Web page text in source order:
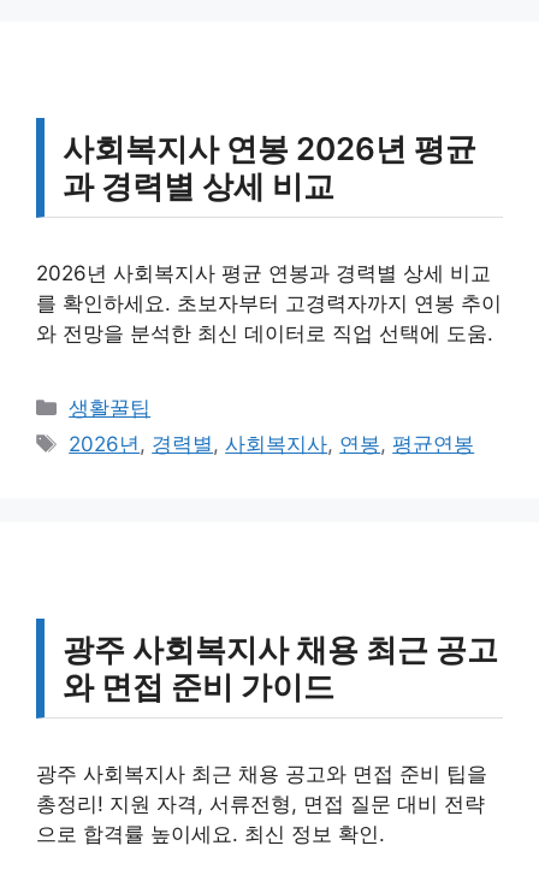
사회복지사 연봉 2026년 평균
과 경력별 상세 비교
2026년 사회복지사 평균 연봉과 경력별 상세 비교
를 확인하세요. 초보자부터 고경력자까지 연봉 추이
와 전망을 분석한 최신 데이터로 직업 선택에 도움.
카
테
생활꿀팁
태
2026년, 경력별,사회복지사, 연봉, 평균연봉
광주 사회복지사 채용 최근 공고
와 면접 준비 가이드
광주 사회복지사 최근 채용 공고와 면접 준비 팁을
총정리! 지원 자격, 서류전형, 면접 질문 대비 전략
으로 합격률 높이세요. 최신 정보 확인.